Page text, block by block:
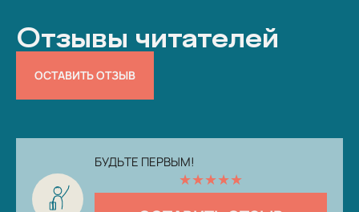
Отзывы читателей
ОСТАВИТЬ ОТЗЫВ
БУДЬТЕ ПЕРВЫМ!
★★★★★